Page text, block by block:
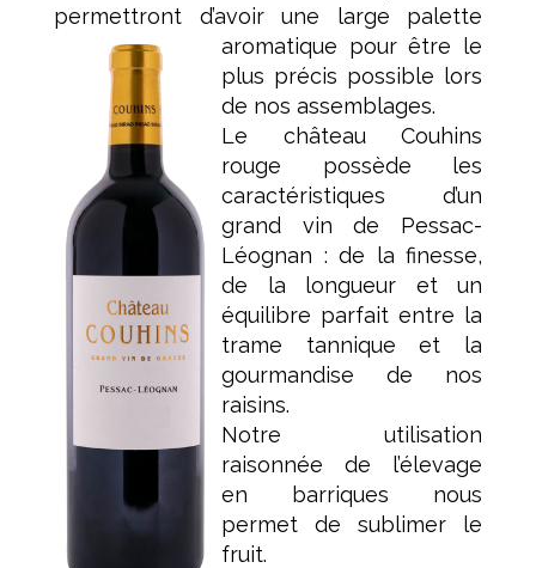
permettront d’avoir une large palette
aromatique pour être le
plus précis possible lors
de nos assemblages.
Le château Couhins
rouge possède les
caractéristiques d’un
grand vin de Pessac-
Léognan : de la finesse,
de la longueur et un
équilibre parfait entre la
trame tannique et la
gourmandise de nos
raisins.
Notre utilisation
raisonnée de l’élevage
en barriques nous
permet de sublimer le
fruit.